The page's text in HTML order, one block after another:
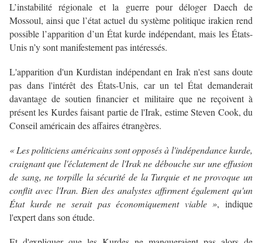
L’instabilité régionale et la guerre pour déloger Daech de
Mossoul, ainsi que l’état actuel du système politique irakien rend
possible l’apparition d’un État kurde indépendant, mais les États-
Unis n’y sont manifestement pas intéressés.
L'apparition d'un Kurdistan indépendant en Irak n'est sans doute
pas dans l'intérêt des États-Unis, car un tel État demanderait
davantage de soutien financier et militaire que ne reçoivent à
présent les Kurdes faisant partie de l'Irak, estime Steven Cook, du
Conseil américain des affaires étrangères.
« Les politiciens américains sont opposés à l'indépendance kurde,
craignant que l'éclatement de l'Irak ne débouche sur une effusion
de sang, ne torpille la sécurité de la Turquie et ne provoque un
conflit avec l'Iran. Bien des analystes affirment également qu'un
État kurde ne serait pas économiquement viable », indique
l'expert dans son étude.